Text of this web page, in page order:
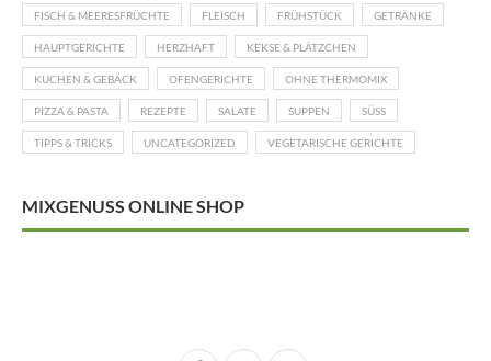
FISCH & MEERESFRÜCHTE FLEISCH FRÜHSTÜCK GETRÄNKE
HAUPTGERICHTE HERZHAFT KEKSE & PLÄTZCHEN
KUCHEN & GEBÄCK OFENGERICHTE OHNE THERMOMIX
PIZZA & PASTA REZEPTE SALATE SUPPEN SÜSS
TIPPS & TRICKS UNCATEGORIZED VEGETARISCHE GERICHTE
MIXGENUSS ONLINE SHOP